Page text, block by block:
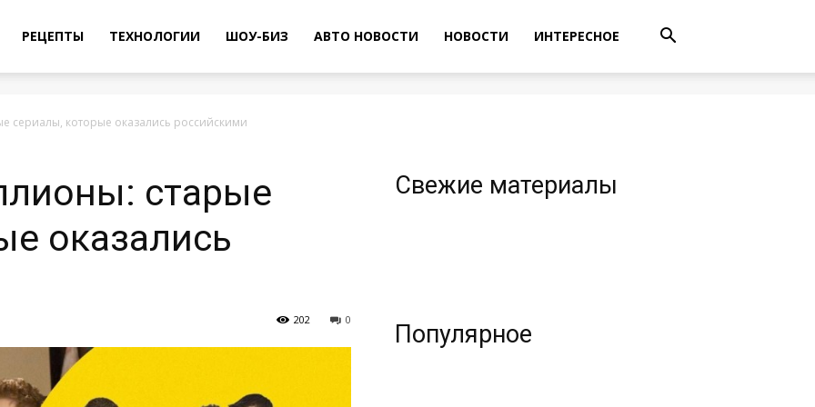
РЕЦЕПТЫ ТЕХНОЛОГИИ ШОУ-БИЗ АВТО НОВОСТИ НОВОСТИ ИНТЕРЕСНОЕ
сериалы, которые оказались российскими
старые
оказались
0
202
Свежие материалы
Популярное